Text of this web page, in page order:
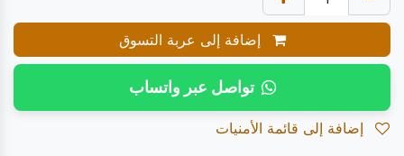
إضافة إلى عربة التسوق
تواصل عبر واتساب